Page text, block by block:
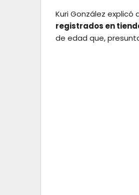
Kuri González explicó
registrados en
de edad que,